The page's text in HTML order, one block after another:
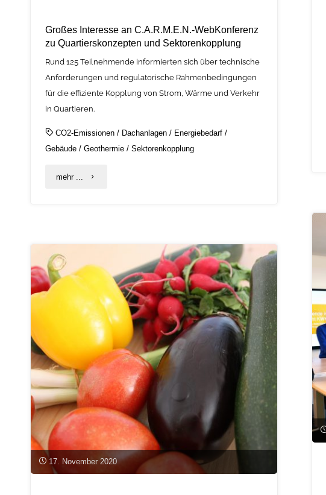
Großes Interesse an C.A.R.M.E.N.-WebKonferenz
zu Quartierskonzepten und Sektorenkopplung
Rund 125 Teilnehmende informierten sich über technische
Anforderungen und regulatorische Rahmenbedingungen
für die effiziente Kopplung von Strom, Wärme und Verkehr
in Quartieren.
CO2-Emissionen / Dachanlagen / Energiebedarf /
Gebäude /Geothermie /Sektorenkopplung
mehr ... "Großes
C.A.R.M.E.N.-
WebKonferenz
Quartierskonzepten
und
Sektorenkopplung"
17. November 2020